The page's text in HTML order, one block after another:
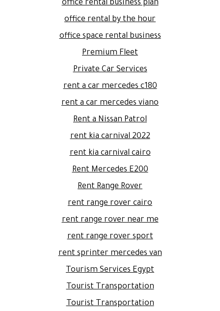
office rental business plan
office rental by the hour
office space rental business
Premium Fleet
Private Car Services
rent a car mercedes c180
rent a car mercedes viano
Rent a Nissan Patrol
rent kia carnival 2022
rent kia carnival cairo
Rent Mercedes E200
Rent Range Rover
rent range rover cairo
rent range rover near me
rent range rover sport
rent sprinter mercedes van
Tourism Services Egypt
Tourist Transportation
Tourist Transportation